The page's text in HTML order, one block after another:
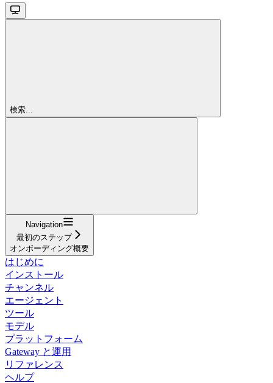
検索...
Navigation
最初のステップ
オンボーディング概要
はじめに
インストール
チャンネル
エージェント
ツール
モデル
プラットフォーム
Gateway と運用
リファレンス
ヘルプ